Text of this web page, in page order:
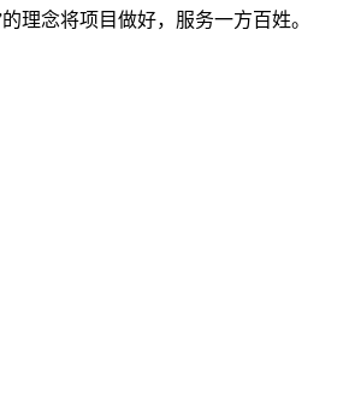
理念将项目做好，服务一方百姓。